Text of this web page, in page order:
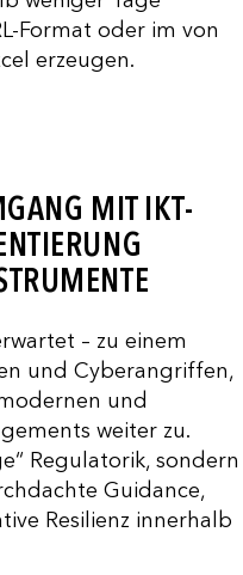
Format oder im von
erzeugen.
MIT IKT-
– zu einem
und Cyberangriffen,
und
weiter zu.
Regulatorik, sondern
Guidance,
Resilienz innerhalb